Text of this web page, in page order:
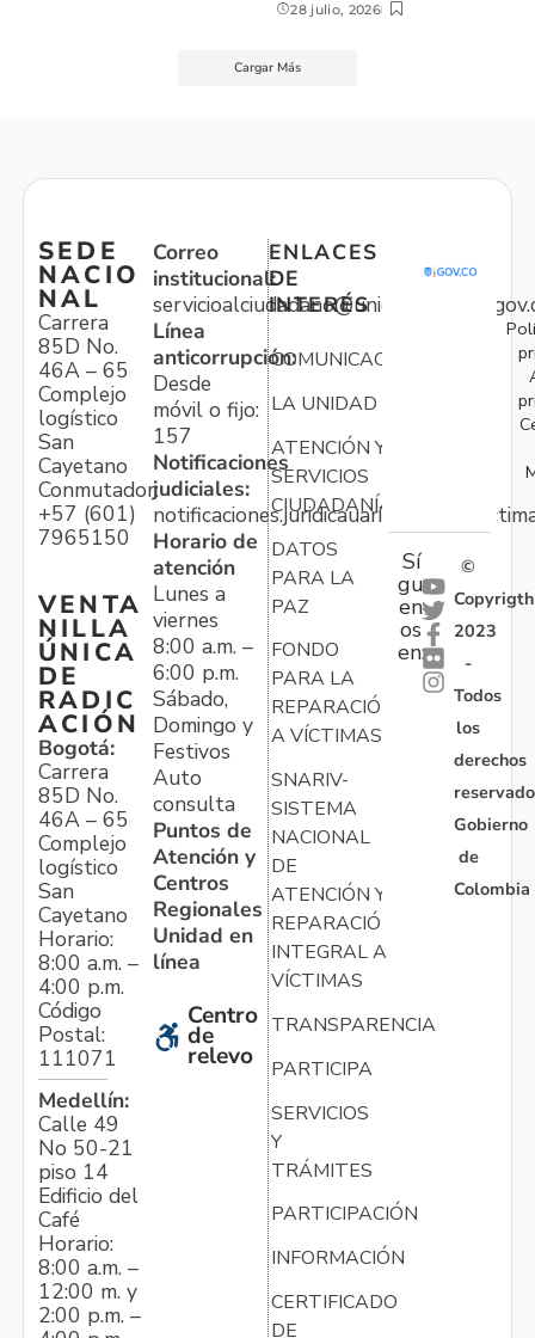
28 julio, 2026
Cargar Más
SEDE
NACIO
NAL
Carrera
85D No.
46A – 65
Complejo
logístico
San
Cayetano
Conmutador:
+57 (601)
7965150
VENTA
NILLA
ÚNICA
DE
RADIC
ACIÓN
Bogotá:
Carrera
85D No.
46A – 65
Complejo
logístico
San
Cayetano
Horario:
8:00 a.m. –
4:00 p.m.
Código
Postal:
111071
Medellín:
Calle 49
No 50-21
piso 14
Edificio del
Café
Horario:
8:00 a.m. –
12:00 m. y
2:00 p.m. –
Correo
institucional:
Línea
anticorrupción:
Desde
móvil o fijo:
157
Notificaciones
judiciales:
Horario de
atención
Lunes a
viernes
8:00 a.m. –
6:00 p.m.
Sábado,
Domingo y
Festivos
Auto
consulta
Puntos de
Atención y
Centros
Regionales
Unidad en
línea
Centro
de
relevo
ENLACES
DE
INTERÉS
COMUNICACIONES
LA UNIDAD
ATENCIÓN Y
SERVICIOS
CIUDADANÍA
DATOS
PARA LA
PAZ
FONDO
PARA LA
REPARACIÓN
A VÍCTIMAS
SNARIV-
SISTEMA
NACIONAL
DE
ATENCIÓN Y
REPARACIÓN
INTEGRAL A
VÍCTIMAS
TRANSPARENCIA
PARTICIPA
SERVICIOS
Y
TRÁMITES
PARTICIPACIÓN
INFORMACIÓN
CERTIFICADO
DE
Sí
gu
en
os
en:
©
Copyrigth
2023
-
Todos
los
derechos
Gobierno
de
Colombia